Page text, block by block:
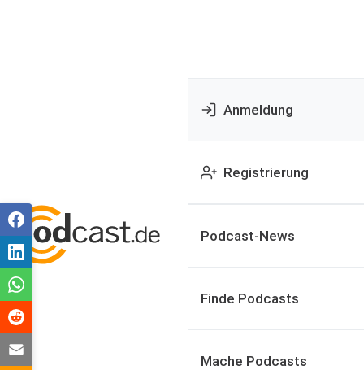
Anmeldung
Registrierung
Podcast-News
Finde Podcasts
Mache Podcasts